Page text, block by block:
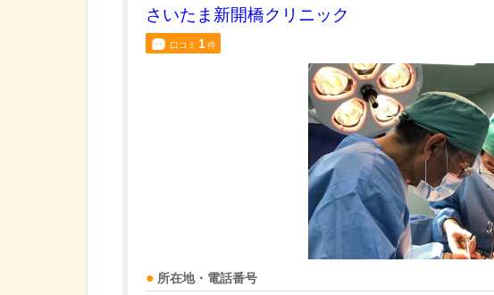
さいたま新開橋クリニック
口コミ 1件
所在地・電話番号